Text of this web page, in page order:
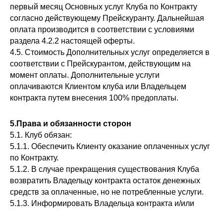
первый месяц Основных услуг Клуба по Контракту
согласно действующему Прейскуранту. Дальнейшая
оплата производится в соответствии с условиями
раздела 4.2.2 настоящей оферты.
4.5. Стоимость Дополнительных услуг определяется в
соответствии с Прейскурантом, действующим на
момент оплаты. Дополнительные услуги
оплачиваются Клиентом клуба или Владельцем
контракта путем внесения 100% предоплаты.
5.Права и обязанности сторон
5.1. Клуб обязан:
5.1.1. Обеспечить Клиенту оказание оплаченных услуг
по Контракту.
5.1.2. В случае прекращения существования Клуба
возвратить Владельцу контракта остаток денежных
средств за оплаченные, но не потребленные услуги.
5.1.3. Информировать Владельца контракта и/или